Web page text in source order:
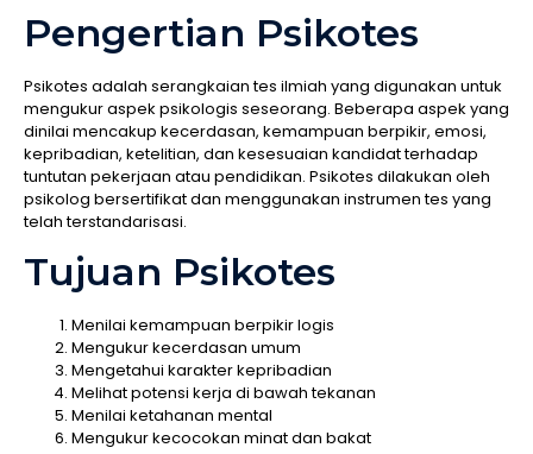
Pengertian Psikotes
Psikotes adalah serangkaian tes ilmiah yang digunakan untuk
mengukur aspek psikologis seseorang. Beberapa aspek yang
dinilai mencakup kecerdasan, kemampuan berpikir, emosi,
kepribadian, ketelitian, dan kesesuaian kandidat terhadap
tuntutan pekerjaan atau pendidikan. Psikotes dilakukan oleh
psikolog bersertifikat dan menggunakan instrumen tes yang
telah terstandarisasi.
Tujuan Psikotes
Menilai kemampuan berpikir logis
Mengukur kecerdasan umum
Mengetahui karakter kepribadian
Melihat potensi kerja di bawah tekanan
Menilai ketahanan mental
Mengukur kecocokan minat dan bakat